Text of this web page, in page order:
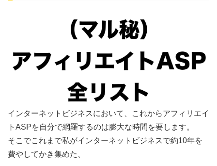
インターネットビジネスにおいて、これからアフィリエイ
トASPを自分で網羅するのは膨大な時間を要します。
そこでこれまで私がインターネットビジネスで約10年を
費やしてかき集めた、